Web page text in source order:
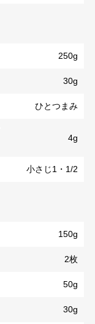
250g
30g
ひとつまみ
4g
小さじ1・1/2
150g
2枚
50g
30g